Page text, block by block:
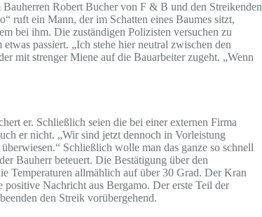
Robert Bucher von F & B und den Streikenden
ruft ein Mann, der im Schatten eines Baumes sitzt,
bei ihm. Die zuständigen Polizisten versuchen zu
passiert. „Ich stehe hier neutral zwischen den
mit strenger Miene auf die Bauarbeiter zugeht. „Wenn
er. Schließlich seien die bei einer externen Firma
er nicht. „Wir sind jetzt dennoch in Vorleistung
Schließlich wolle man das ganze so schnell
Bauherr beteuert. Die Bestätigung über den
Temperaturen allmählich auf über 30 Grad. Der Kran
Nachricht aus Bergamo. Der erste Teil der
den Streik vorübergehend.